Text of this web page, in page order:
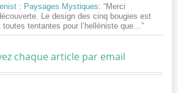
: Paysages Mystiques: “Merci
Le design des cinq bougies est
tentantes pour l’helléniste que…”
chaque article par email